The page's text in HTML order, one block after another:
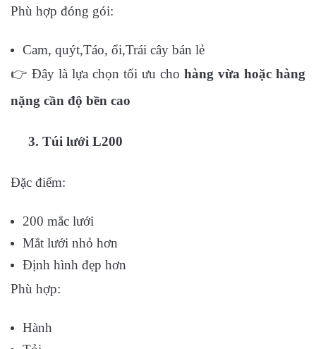
Phù hợp đóng gói:
Cam, quýt,Táo, ổi,Trái cây bán lẻ
👉 Đây là lựa chọn tối ưu cho hàng vừa hoặc hàng
nặng cần độ bền cao
3. Túi lưới L200
Đặc điểm:
200 mắc lưới
Mắt lưới nhỏ hơn
Định hình đẹp hơn
Phù hợp:
Hành